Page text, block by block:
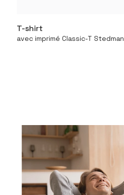
T-shirt
avec imprimé Classic-T Stedman